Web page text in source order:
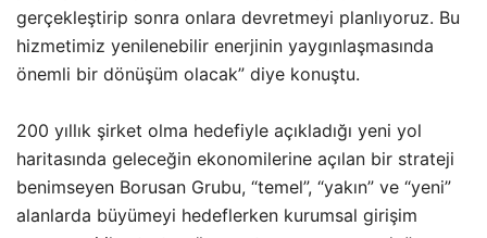
gerçekleştirip sonra onlara devretmeyi planlıyoruz. Bu
hizmetimiz yenilenebilir enerjinin yaygınlaşmasında
önemli bir dönüşüm olacak” diye konuştu.
200 yıllık şirket olma hedefiyle açıkladığı yeni yol
haritasında geleceğin ekonomilerine açılan bir strateji
benimseyen Borusan Grubu, “temel”, “yakın” ve “yeni”
alanlarda büyümeyi hedeflerken kurumsal girişim